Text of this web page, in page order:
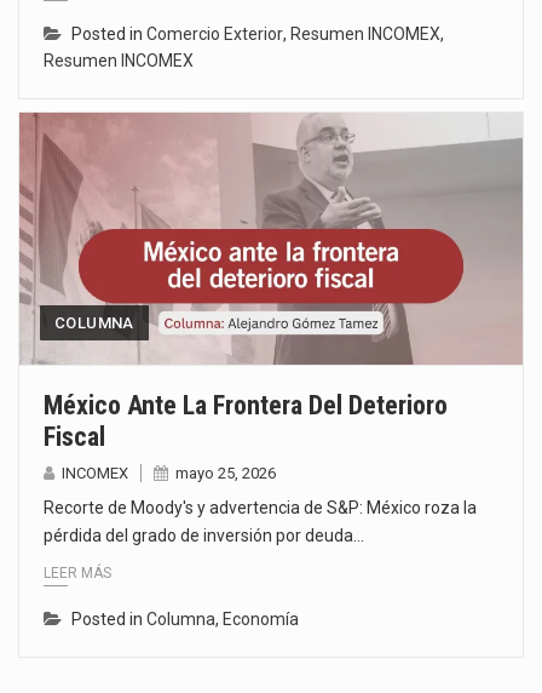
Posted in Comercio Exterior, Resumen INCOMEX,
Resumen INCOMEX
COLUMNA
México Ante La Frontera Del Deterioro
Fiscal
INCOMEX mayo 25, 2026
Recorte de Moody's y advertencia de S&P: México roza la
pérdida del grado de inversión por deuda…
LEER MÁS
Posted in Columna, Economía